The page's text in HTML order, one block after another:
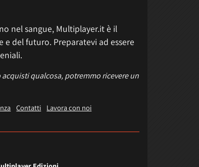
nel sangue, Multiplayer.it è il
del futuro. Preparatevi ad essere
qualcosa, potremmo ricevere un
Contatti
Lavora con noi